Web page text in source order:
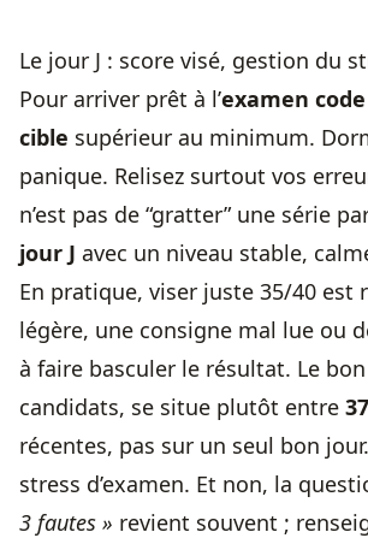
Le jour J : score visé, gestion du
Pour arriver prêt à l’examen
cible supérieur au minimum.
panique. Relisez surtout vos
n’est pas de “gratter” une série
jour J avec un niveau stable,
En pratique, viser juste 35/40 est
légère, une consigne mal lue ou
à faire basculer le résultat. Le bon
candidats, se situe plutôt entre
récentes, pas sur un seul bon
stress d’examen. Et non, la
3 fautes » revient souvent ;